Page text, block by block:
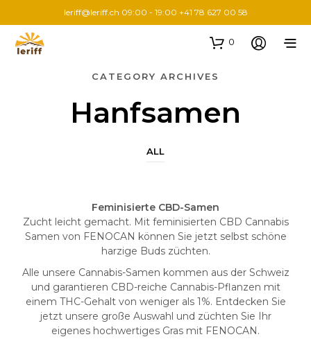
leriff@leriff.ch 09:00 - 19:00 +41 78 627 00 58
0
CATEGORY ARCHIVES
Hanfsamen
ALL
Feminisierte CBD-Samen
Zucht leicht gemacht. Mit feminisierten CBD Cannabis
Samen von FENOCAN können Sie jetzt selbst schöne
harzige Buds züchten.
Alle unsere Cannabis-Samen kommen aus der Schweiz
und garantieren CBD-reiche Cannabis-Pflanzen mit
einem THC-Gehalt von weniger als 1%. Entdecken Sie
jetzt unsere große Auswahl und züchten Sie Ihr
eigenes hochwertiges Gras mit FENOCAN.